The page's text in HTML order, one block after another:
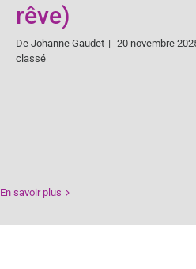
rêve)
De Johanne Gaudet | 20 novembre
classé
En savoir plus